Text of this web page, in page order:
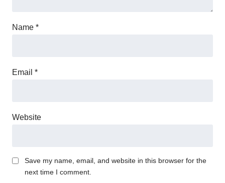
Name *
Email *
Website
Save my name, email, and website in this browser for the
next time I comment.